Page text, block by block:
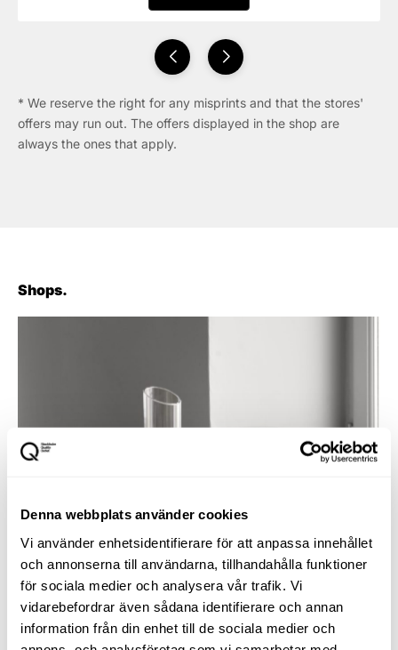
Denna webbplats använder cookies
Vi använder enhetsidentifierare för att anpassa innehållet
och annonserna till användarna, tillhandahålla funktioner
för sociala medier och analysera vår trafik. Vi
vidarebefordrar även sådana identifierare och annan
information från din enhet till de sociala medier och
* We reserve the right for any misprints and that the stores'
offers may run out. The offers displayed in the shop are
always the ones that apply.
Shops.